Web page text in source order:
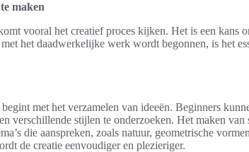
maken
vooral het creatief proces kijken. Het is een kans
het daadwerkelijke werk wordt begonnen, is het
met het verzamelen van ideeën. Beginners
verschillende stijlen te onderzoeken. Het maken
die aanspreken, zoals natuur, geometrische
de creatie eenvoudiger en plezieriger.